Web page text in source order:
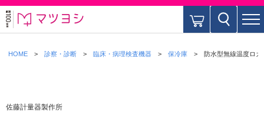
HOME 診察・診断 臨床・病理検査機器 保冷庫 防水型無線温度ロ
佐藤計量器製作所